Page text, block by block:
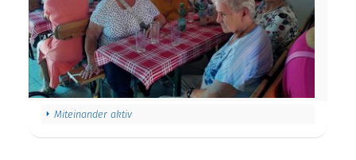
Miteinander aktiv